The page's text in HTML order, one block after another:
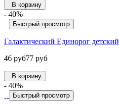
В корзину
- 40%
Быстрый просмотр
Галактический Единорог детский
46 руб77 руб
В корзину
- 40%
Быстрый просмотр